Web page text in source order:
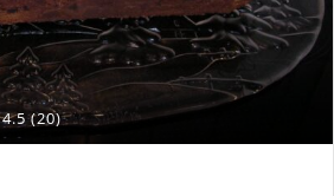
4.5 (20)